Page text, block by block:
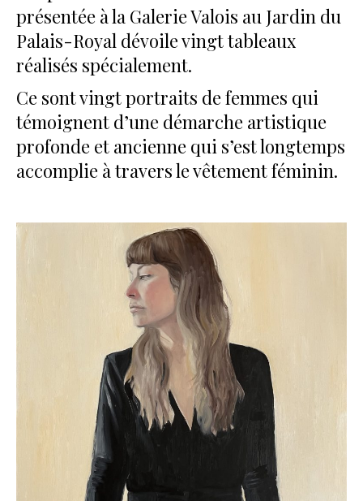
présentée à la Galerie Valois au Jardin du
Palais-Royal dévoile vingt tableaux
réalisés spécialement.
Ce sont vingt portraits de femmes qui
témoignent d’une démarche artistique
profonde et ancienne qui s’est longtemps
accomplie à travers le vêtement féminin.